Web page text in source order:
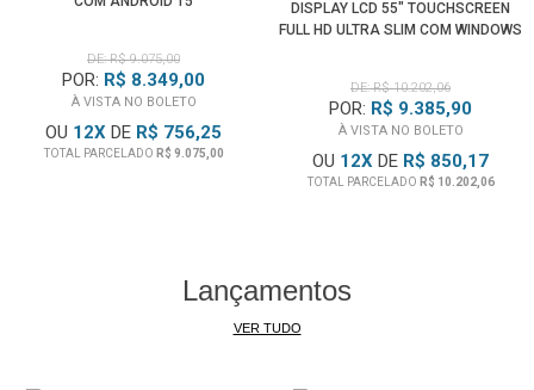
gravação
• Indicador de Tally
Características:
• Monitor Externo de Campo
• Ideal para Câmeras DSLR e Filmadoras
• Entrada HDMI, Ypbpr, SD-SDI e AV
DE: R$ 9.075,00
POR: R$ 8.349,00
À VISTA NO BOLETO
OU 12X DE R$ 756,25
TOTAL PARCELADO R$ 9.075,00
DISPLAY LCD 55" TOUCHSCREEN
FULL HD ULTRA SLIM COM WINDOWS
DE: R$ 10.202,06
POR: R$ 9.385,90
À VISTA NO BOLETO
OU 12X DE R$ 850,17
TOTAL PARCELADO R$ 10.202,06
Lançamentos
VER TUDO